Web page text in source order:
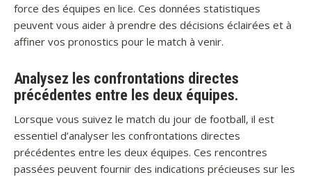
force des équipes en lice. Ces données statistiques
peuvent vous aider à prendre des décisions éclairées et à
affiner vos pronostics pour le match à venir.
Analysez les confrontations directes
précédentes entre les deux équipes.
Lorsque vous suivez le match du jour de football, il est
essentiel d’analyser les confrontations directes
précédentes entre les deux équipes. Ces rencontres
passées peuvent fournir des indications précieuses sur les